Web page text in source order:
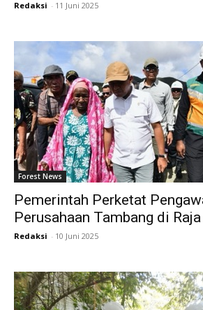
Redaksi - 11 Juni 2025
Forest News
Pemerintah Perketat
Perusahaan Tambang di
Redaksi - 10 Juni 2025